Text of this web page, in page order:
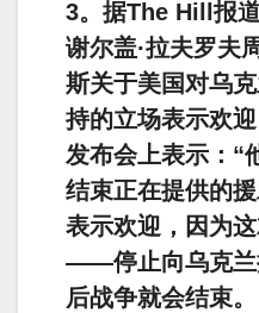
3。据The Hill报
谢尔盖·拉夫罗夫
斯关于美国对乌
持的立场表示欢
发布会上表示：“
结束正在提供的
表示欢迎，因为
——停止向乌克兰
后战争就会结束。